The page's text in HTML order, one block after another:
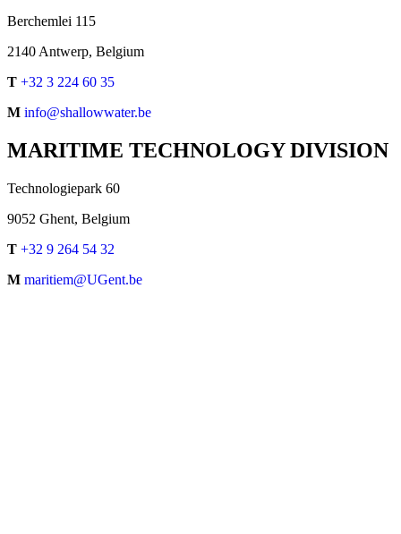
Berchemlei 115
2140 Antwerp, Belgium
T +32 3 224 60 35
M info@shallowwater.be
MARITIME TECHNOLOGY DIVISION
Technologiepark 60
9052 Ghent, Belgium
T +32 9 264 54 32
M maritiem@UGent.be